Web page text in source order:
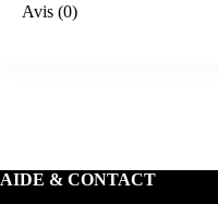
Avis (0)
AIDE & CONTACT